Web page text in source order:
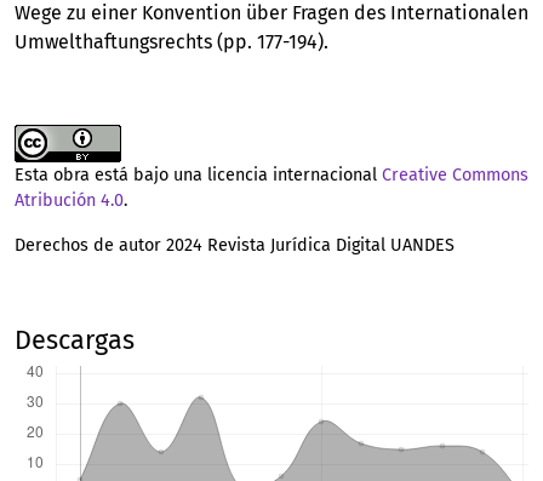
Wege zu einer Konvention über Fragen des Internationalen
Umwelthaftungsrechts (pp. 177-194).
Esta obra está bajo una licencia internacional Creative Commons
Atribución 4.0.
Derechos de autor 2024 Revista Jurídica Digital UANDES
Descargas